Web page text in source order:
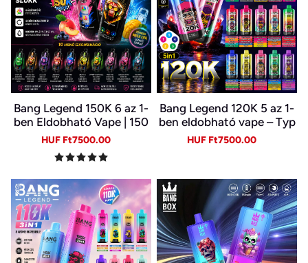
Bang Legend 150K 6 az 1-
ben Eldobható Vape | 150
000 Slukk | USB-C Újratöl
thető E-cigi | 6 Íz Egy Kész
ülékben
Sale
HUF Ft7500.00
Bang Legend 120K 5 az 1-
ben eldobható vape – Typ
e-C, LED kijelző
Sale
HUF Ft7500.00